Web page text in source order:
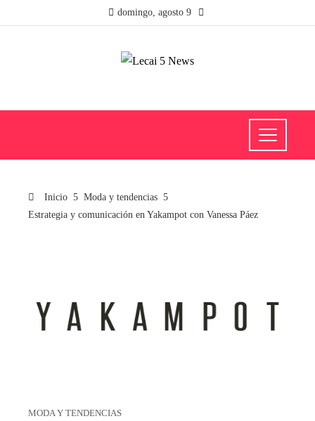
domingo, agosto 9
Inicio
Moda y tendencias
Estrategia y comunicación en Yakampot con Vanessa Páez
MODA Y TENDENCIAS